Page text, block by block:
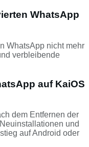
WhatsApp
WhatsApp nicht mehr
verbleibende
auf KaiOS
dem Entfernen der
und
auf Android oder